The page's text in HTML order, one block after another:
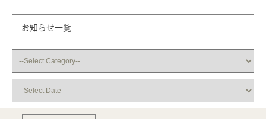
お知らせ一覧